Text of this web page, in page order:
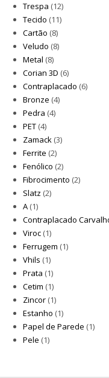
Trespa (12)
Tecido (11)
Cartão (8)
Veludo (8)
Metal (8)
Corian 3D (6)
Contraplacado (6)
Bronze (4)
Pedra (4)
PET(4)
Zamack(3)
Ferrite (2)
Fenólico (2)
Fibrocimento (2)
Slatz (2)
A(1)
Contraplacado
Viroc(1)
Ferrugem (1)
Vhils (1)
Prata (1)
Cetim (1)
Zincor(1)
Estanho (1)
Papel de Parede (1)
Pele (1)